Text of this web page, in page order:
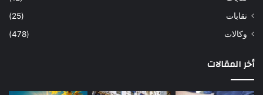
نقابات
(25)
وكالات
(478)
أخر المقالات